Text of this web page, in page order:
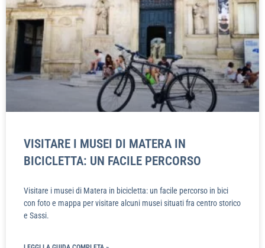
VISITARE I MUSEI DI MATERA IN
BICICLETTA: UN FACILE PERCORSO
Visitare i musei di Matera in bicicletta: un facile percorso in bici
con foto e mappa per visitare alcuni musei situati fra centro storico
e Sassi.